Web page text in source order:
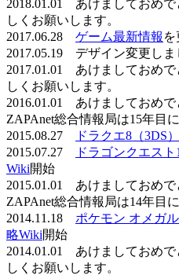
2018.01.01 あけましておめ
しくお願いします。
2017.06.28 ゲーム最新情報 を
2017.05.19 デザイン変更しま
2017.01.01 あけましておめ
しくお願いします。
2016.01.01 あけましておめ
ZAPAnet総合情報局は15年目
2015.08.27
ドラクエ8（3DS
2015.07.27
ドラゴンクエス
Wiki開始
2015.01.01 あけましておめ
ZAPAnet総合情報局は14年目
2014.11.18 ポケモン オメガ
略Wiki開始
2014.01.01 あけましておめ
しくお願いします。